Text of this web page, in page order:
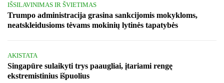
IŠSILAVINIMAS IR ŠVIETIMAS
Trumpo administracija grasina sankcijomis mokykloms,
neatskleidusioms tėvams mokinių lytinės tapatybės
AKISTATA
Singapūre sulaikyti trys paaugliai, įtariami rengę
ekstremistinius išpuolius